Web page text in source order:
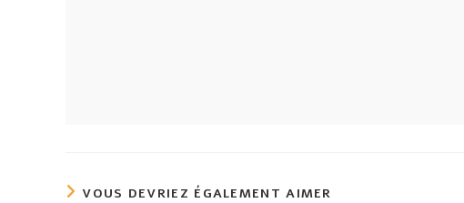
VOUS DEVRIEZ ÉGALEMENT AIMER